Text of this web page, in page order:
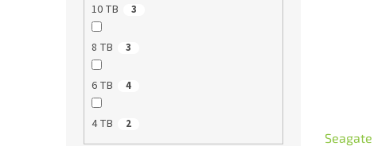
10 TB 3
8 TB 3
6 TB 4
4 TB 2